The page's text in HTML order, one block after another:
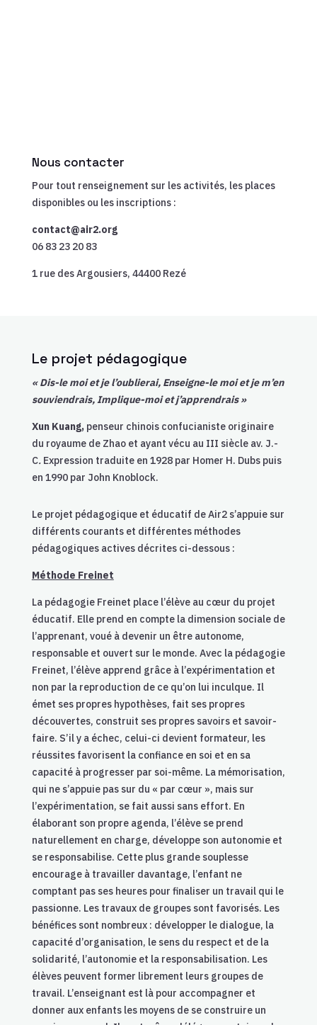
Nous contacter
Pour tout renseignement sur les activités, les places
disponibles ou les inscriptions :
contact@air2.org
06 83 23 20 83
1 rue des Argousiers, 44400 Rezé
Le projet pédagogique
« Dis-le moi et je l’oublierai, Enseigne-le moi et je m’en
souviendrais, Implique-moi et j’apprendrais »
Xun Kuang, penseur chinois confucianiste originaire
du royaume de Zhao et ayant vécu au III siècle av. J.-
C.Expression traduite en 1928 par Homer H. Dubs puis
en 1990 par John Knoblock.
Le projet pédagogique et éducatif de Air2 s’appuie sur
différents courants et différentes méthodes
pédagogiques actives décrites ci-dessous :
Méthode Freinet
La pédagogie Freinet place l’élève au cœur du projet
éducatif. Elle prend en compte la dimension sociale de
l’apprenant, voué à devenir un être autonome,
responsable et ouvert sur le monde. Avec la pédagogie
Freinet, l’élève apprend grâce à l’expérimentation et
non par la reproduction de ce qu’on lui inculque. Il
émet ses propres hypothèses, fait ses propres
découvertes, construit ses propres savoirs et savoir-
faire. S’il y a échec, celui-ci devient formateur, les
réussites favorisent la confiance en soi et en sa
capacité à progresser par soi-même. La mémorisation,
qui ne s’appuie pas sur du « par cœur », mais sur
l’expérimentation, se fait aussi sans effort. En
élaborant son propre agenda, l’élève se prend
naturellement en charge, développe son autonomie et
se responsabilise. Cette plus grande souplesse
encourage à travailler davantage, l’enfant ne
comptant pas ses heures pour finaliser un travail qui le
passionne. Les travaux de groupes sont favorisés. Les
bénéfices sont nombreux : développer le dialogue, la
capacité d’organisation, le sens du respect et de la
solidarité, l’autonomie et la responsabilisation. Les
élèves peuvent former librement leurs groupes de
travail. L’enseignant est là pour accompagner et
donner aux enfants les moyens de se construire un